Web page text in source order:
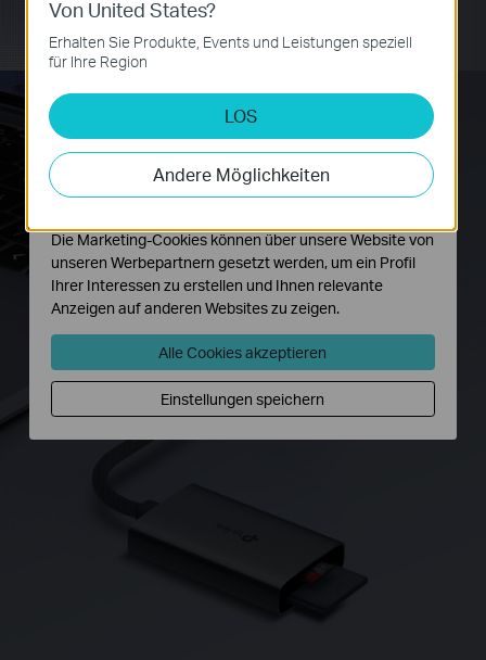
Von United States?
Erhalten Sie Produkte, Events und Leistungen speziell
für Ihre Region
LOS
Andere Möglichkeiten
Notwendige Cookies
Diese Cookies sind zur Funktion der Website
erforderlich und können in Ihren Systemen nicht
Analyse- und Marketing-Cookies
Analyse-Cookies ermöglichen es uns, Ihre Aktivitäten
auf unserer Website zu analysieren, um die
Funktionsweise unserer Website zu verbessern und
Die Marketing-Cookies können über unsere Website von
unseren Werbepartnern gesetzt werden, um ein Profil
Ihrer Interessen zu erstellen und Ihnen relevante
Anzeigen auf anderen Websites zu zeigen.
Alle Cookies akzeptieren
Einstellungen speichern